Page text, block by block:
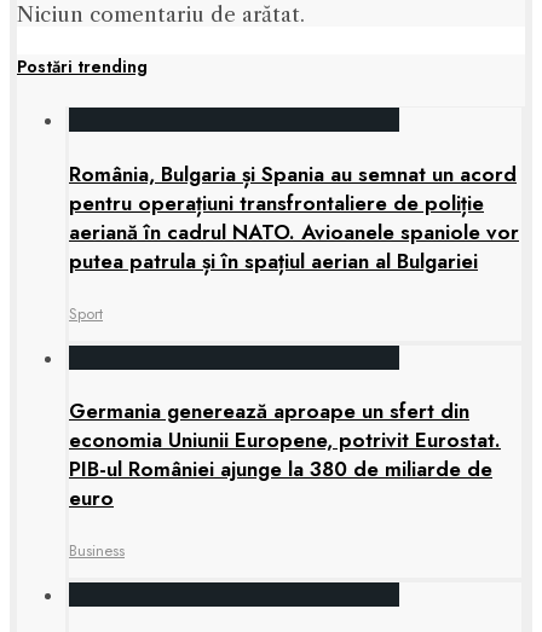
Niciun comentariu de arătat.
Postări trending
România, Bulgaria și Spania au semnat un acord
pentru operațiuni transfrontaliere de poliție
aeriană în cadrul NATO. Avioanele spaniole vor
putea patrula și în spațiul aerian al Bulgariei
Sport
Germania generează aproape un sfert din
economia Uniunii Europene, potrivit Eurostat.
PIB-ul României ajunge la 380 de miliarde de
euro
Business